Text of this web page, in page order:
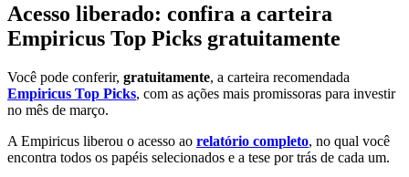
Acesso liberado: confira a carteira
Empiricus Top Picks gratuitamente
Você pode conferir, gratuitamente, a carteira recomendada
Empiricus Top Picks, com as ações mais promissoras para investir
no mês de março.
A Empiricus liberou o acesso ao relatório completo, no qual você
encontra todos os papéis selecionados e a tese por trás de cada um.